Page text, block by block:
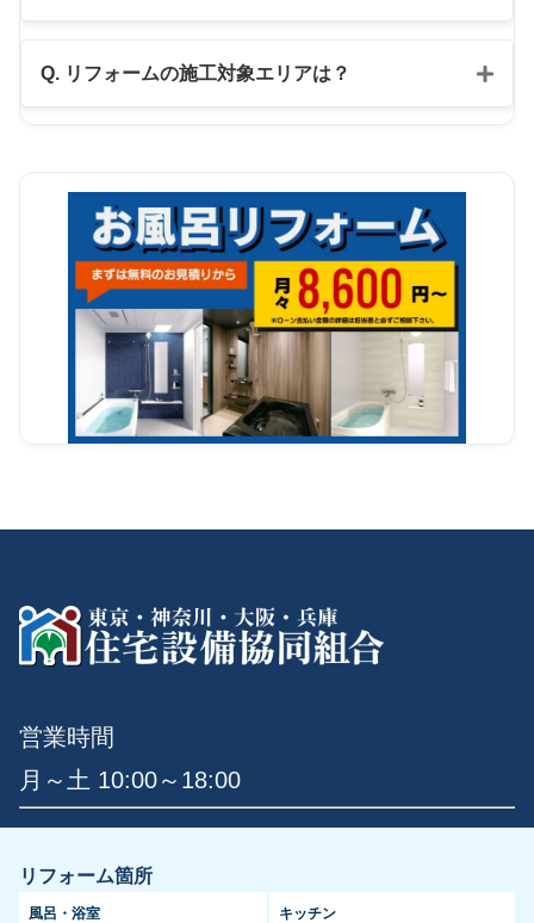
Q. リフォームの施工対象エリアは？
営業時間
月～土 10:00～18:00
リフォーム箇所
風呂・浴室 キッチン